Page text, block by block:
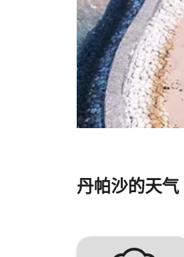
丹帕沙的天气